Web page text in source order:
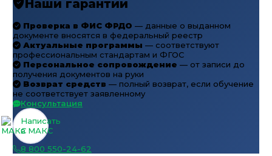
Наши гарантии
Проверка в ФИС ФРДО — данные о выданном
документе вносятся в федеральный реестр
Актуальные программы — соответствуют
профессиональным стандартам и ФГОС
Персональное сопровождение — от записи до
получения документов на руки
Возврат средств — полный возврат, если обучение
не соответствует заявленному
Консультация
Написать
в МАКС
8 800 550-24-62